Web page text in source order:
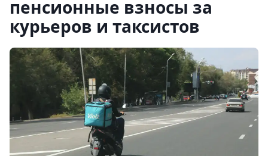
пенсионные взносы за
курьеров и таксистов